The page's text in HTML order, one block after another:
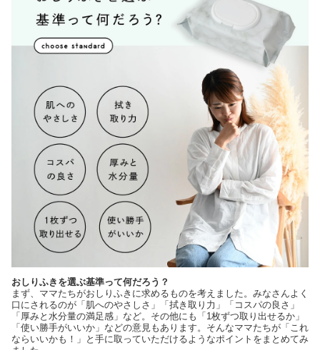
おしりふきを選ぶ基準って何だろう？
まず、ママたちがおしりふきに求めるものを考えました。みなさんよく
口にされるのが「肌へのやさしさ」「拭き取り力」「コスパの良さ」
「厚みと水分量の満足感」など。その他にも「1枚ずつ取り出せるか」
「使い勝手がいいか」などの意見もあります。そんなママたちが「これ
ならいいかも！」と手に取っていただけるようなポイントをまとめてみ